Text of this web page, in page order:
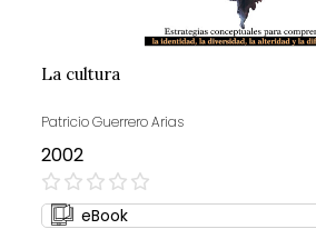
La cultura
Patricio Guerrero Arias
2002
0%
eBook